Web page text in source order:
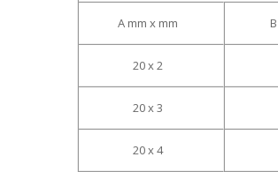
A mm x mm
20 x 2
20 x 3
20 x 4